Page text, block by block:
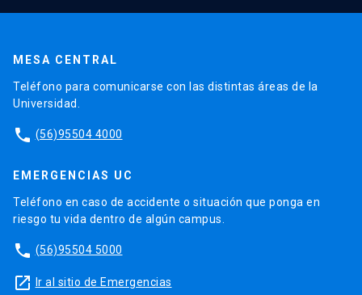
MESA CENTRAL
Teléfono para comunicarse con las distintas áreas de la
Universidad.
phone (56)95504 4000
EMERGENCIAS UC
Teléfono en caso de accidente o situación que ponga en
riesgo tu vida dentro de algún campus.
phone (56)95504 5000
launch Ir al sitio de Emergencias